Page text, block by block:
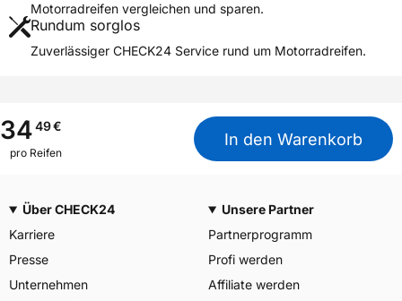
Weitere Eigenschaften
Schlauchtyp
Motorrad Kennzeichnung
M/C
3PMSF / Alpine-Symbol
Nein
Vee Rubber, Bangkok
info@veerubber.co.th
Motorradreifen vergleichen und sparen.
Rundum sorglos
Zuverlässiger CHECK24 Service rund um Motorradreifen.
3449€
pro Reifen
In den Warenkorb
Über CHECK24
Karriere
Presse
Unternehmen
Unsere Partner
Partnerprogramm
Profi werden
Affiliate werden